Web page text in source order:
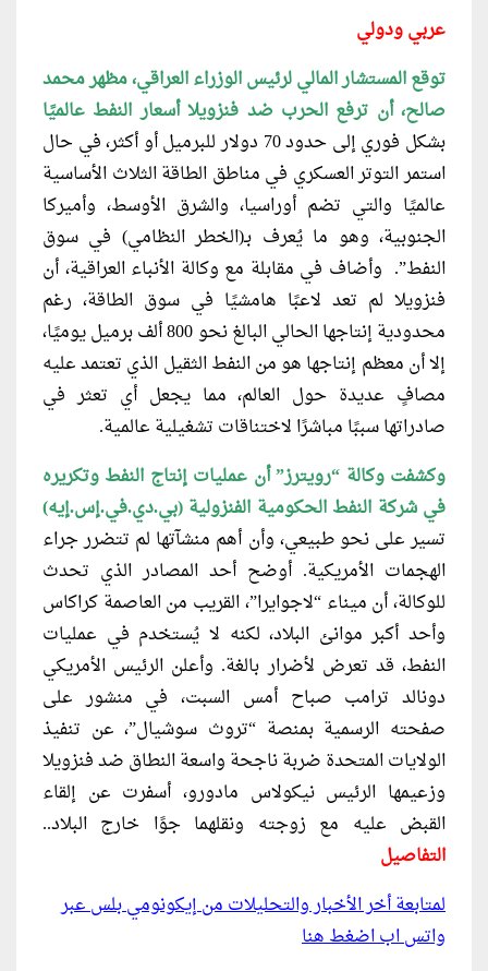
عربي ودولي
توقع المستشار المالي لرئيس الوزراء العراقي، مظهر محمد
صالح، أن ترفع الحرب ضد فنزويلا أسعار النفط عالميًا
بشكل فوري إلى حدود 70 دولار للبرميل أو أكثر، في حال
استمر التوتر العسكري في مناطق الطاقة الثلاث الأساسية
عالميًا والتي تضم أوراسيا، والشرق الأوسط، وأميركا
الجنوبية، وهو ما يُعرف بـ(الخطر النظامي) في سوق
النفط”. وأضاف في مقابلة مع وكالة الأنباء العراقية، أن
فنزويلا لم تعد لاعبًا هامشيًا في سوق الطاقة، رغم
محدودية إنتاجها الحالي البالغ نحو 800 ألف برميل يوميًا،
إلا أن معظم إنتاجها هو من النفط الثقيل الذي تعتمد عليه
مصافٍ عديدة حول العالم، مما يجعل أي تعثر في
صادراتها سببًا مباشرًا لاختناقات تشغيلية عالمية.
وكشفت وكالة “رويترز” أن عمليات إنتاج النفط وتكريره
في شركة النفط الحكومية الفنزولية (بي.دي.في.إس.إيه)
تسير على نحو طبيعي، وأن أهم منشآتها لم تتضرر جراء
الهجمات الأمريكية. أوضح أحد المصادر الذي تحدث
للوكالة، أن ميناء “لاجوايرا”، القريب من العاصمة كراكاس
وأحد أكبر موانئ البلاد، لكنه لا يُستخدم في عمليات
النفط، قد تعرض لأضرار بالغة. وأعلن الرئيس الأمريكي
دونالد ترامب صباح أمس السبت، في منشور على
صفحته الرسمية بمنصة “تروث سوشيال”، عن تنفيذ
الولايات المتحدة ضربة ناجحة واسعة النطاق ضد فنزويلا
وزعيمها الرئيس نيكولاس مادورو، أسفرت عن إلقاء
القبض عليه مع زوجته ونقلهما جوًا خارج البلاد..
التفاصيل
لمتابعة أخر الأخبار والتحليلات من إيكونومي بلس عبر
واتس اب اضغط هنا